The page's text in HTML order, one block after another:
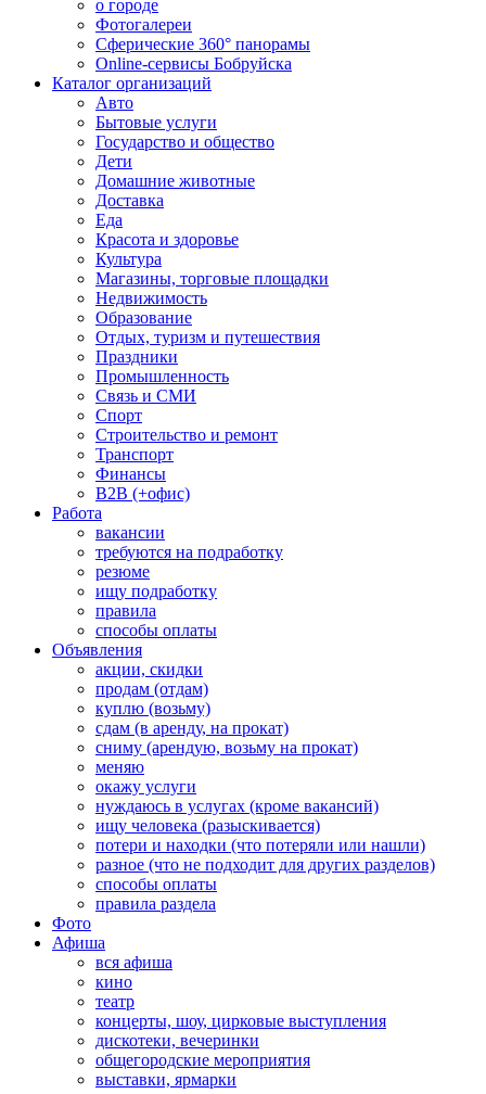
о городе
Фотогалереи
Сферические 360° панорамы
Online-сервисы Бобруйска
Каталог организаций
Авто
Бытовые услуги
Государство и общество
Дети
Домашние животные
Доставка
Еда
Красота и здоровье
Культура
Магазины, торговые площадки
Недвижимость
Образование
Отдых, туризм и путешествия
Праздники
Промышленность
Связь и СМИ
Спорт
Строительство и ремонт
Транспорт
Финансы
B2B (+офис)
Работа
вакансии
требуются на подработку
резюме
ищу подработку
правила
способы оплаты
Объявления
акции, скидки
продам (отдам)
куплю (возьму)
сдам (в аренду, на прокат)
сниму (арендую, возьму на прокат)
меняю
окажу услуги
нуждаюсь в услугах (кроме вакансий)
ищу человека (разыскивается)
потери и находки (что потеряли или нашли)
разное (что не подходит для других разделов)
способы оплаты
правила раздела
Фото
Афиша
вся афиша
кино
театр
концерты, шоу, цирковые выступления
дискотеки, вечеринки
общегородские мероприятия
выставки, ярмарки